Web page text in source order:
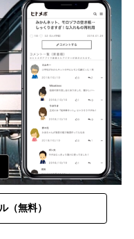
（無料）